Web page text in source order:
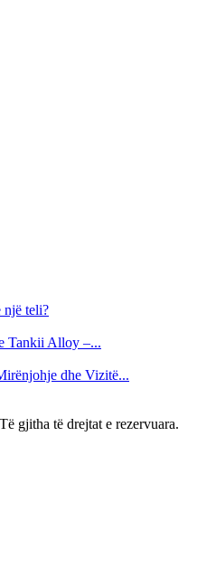
një teli?
Tankii Alloy –...
dhe Vizitë...
gjitha të drejtat e rezervuara.